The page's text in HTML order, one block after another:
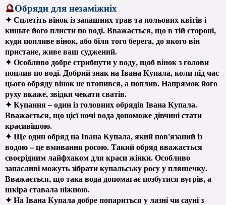
🔮Обряди для незаміжніх
✦ Сплетіть вінок із запашних трав та польових квітів і
киньте його плисти по воді. Вважається, що в тій стороні,
куди попливе вінок, або біля того берега, до якого він
пристане, живе ваш суджений.
✦ Особливо добре стрибнути у воду, щоб вінок з голови
поплив по воді. Добрий знак на Івана Купала, коли під час
цього обряду вінок не втопився, а поплив. Напрямок його
руху вкаже, звідки чекати сватів.
✦ Купання – один із головних обрядів Івана Купала.
Вважається, що цієї ночі вода допоможе дівчині стати
красивішою.
✦ Ще один обряд на Івана Купала, який пов'язаний із
водою – це вмивання росою. Такий обряд вважається
своєрідним лайфхаком для краси жінки. Особливо
запасливі можуть зібрати купальську росу у пляшечку.
Вважається, що така вода допомагає позбутися вугрів, а
шкіра ставала ніжною.
✦ На Івана Купала добре попариться у лазні чи сауні з